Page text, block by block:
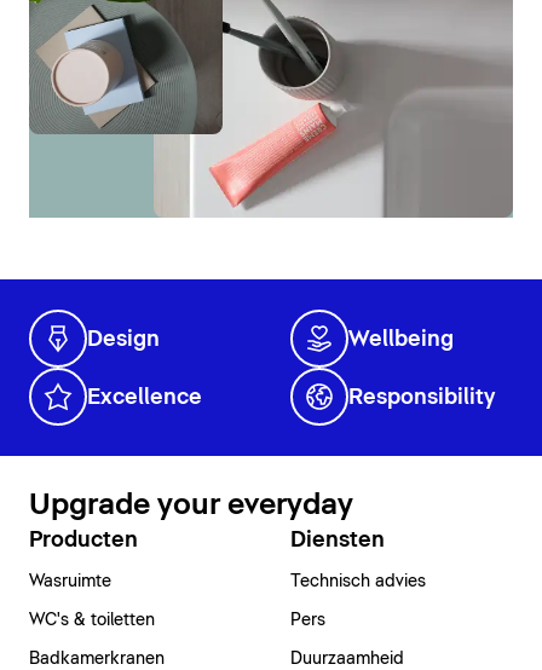
Design Wellbeing
Excellence Responsibility
Upgrade your everyday
Producten
Wasruimte
WC's & toiletten
Badkamerkranen
Diensten
Technisch advies
Pers
Duurzaamheid